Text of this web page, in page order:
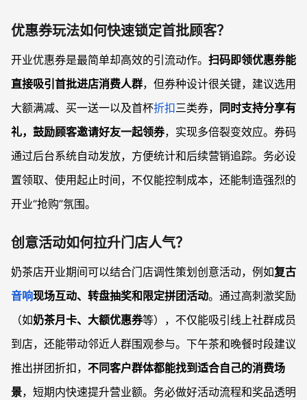
优惠券玩法如何快速锁定首批顾客？
开业优惠券是最简单却高效的引流动作。 扫码即领优惠券能
直接吸引首批进店消费人群，但券种设计很关键，建议选用
大额满减、买一送一以及首杯折扣三类券，
同时支持分享有
礼，鼓励顾客邀请好友一起领券，实现多倍裂变效应。券码
通过后台系统自动发放，方便统计和后续营销追踪。务必设
置领取、使用起止时间，不仅能控制成本，还能制造强烈的
开业“抢购”氛围。
创意活动如何拉升门店人气？
奶茶店开业期间可以结合门店调性策划创意活动，例如复古
音响现场互动、转盘抽奖和限定拼团活动。通过高刺激奖励
（如奶茶月卡、大额优惠券等），不仅能吸引线上社群成员
到店，还能带动邻近人群围观参与。下午茶和晚餐时段建议
推出拼团折扣， 不同客户群体都能找到适合自己的消费场
景，短期内快速提升营业额。务必做好活动流程和奖品透明